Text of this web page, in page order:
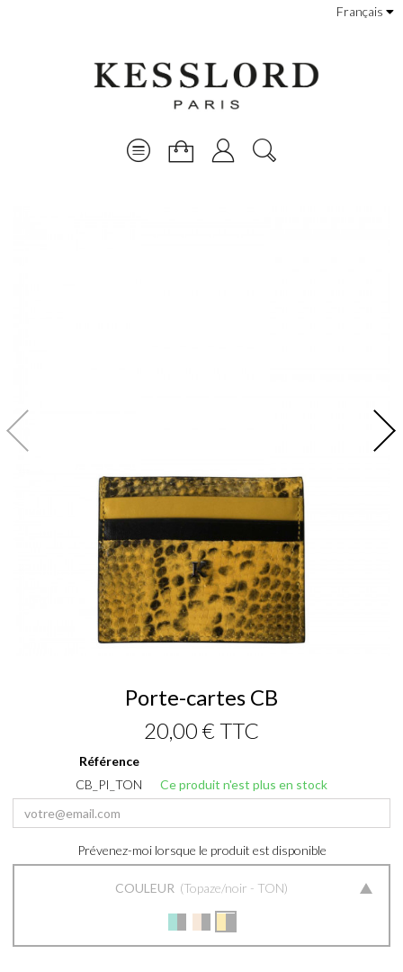
Français
Porte-cartes CB
20,00 € TTC
Référence
CB_PI_TON
Ce produit n'est plus en stock
Prévenez-moi lorsque le produit est disponible
COULEUR Topaze/noir - TON